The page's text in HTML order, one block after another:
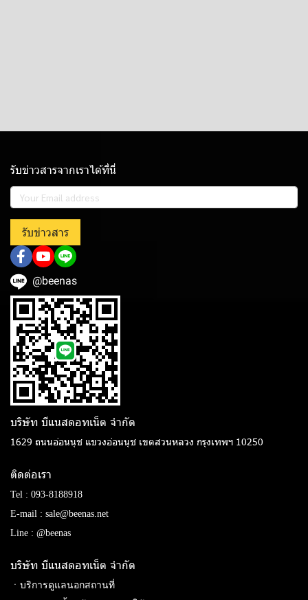
รับข่าวสารจากเราได้ที่นี่
รับข่าวสาร
@beenas
บริษัท บีแนสดอทเน็ต จํากัด
1629 ถนนอ่อนนุช แขวงอ่อนนุช เขตสวนหลวง กรุงเทพฯ 10250
ติดต่อเรา
Tel : 093-8188918
E-mail : sale@beenas.net
Line : @beenas
บริษัท บีแนสดอทเน็ต จํากัด
ㆍบริการดูแลนอกสถานที่